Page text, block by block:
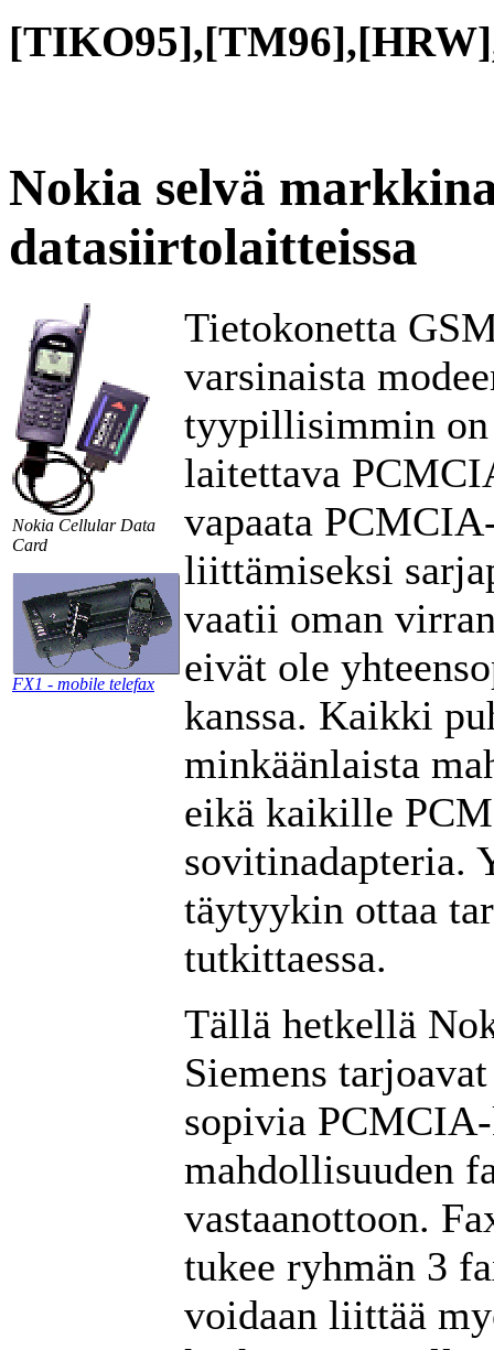
Nokia selvä
datasiirtolaitteissa
Nokia Cellular Data
Card
FX1 - mobile telefax
Tietokonetta
varsinaista
tyypillisimmin on
laitettava
vapaata
liittämiseksi
vaatii oman
eivät ole
kanssa. Kaikki
minkäänlaista
eikä kaikille
sovitinadapteria.
täytyykin ottaa
tutkittaessa.
Tällä hetkellä
Siemens
sopivia
mahdollisuuden
vastaanottoon.
tukee ryhmän 3
voidaan liittää